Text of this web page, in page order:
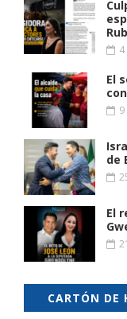
El
de
El
CARTÓN DE